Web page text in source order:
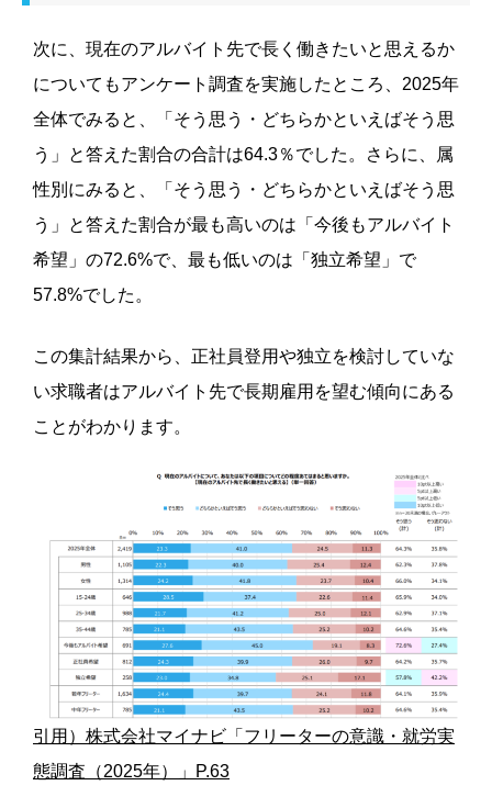
次に、現在のアルバイト先で長く働きたいと思えるか
についてもアンケート調査を実施したところ、2025年
全体でみると、「そう思う・どちらかといえばそう思
う」と答えた割合の合計は64.3％でした。さらに、属
性別にみると、「そう思う・どちらかといえばそう思
う」と答えた割合が最も高いのは「今後もアルバイト
希望」の72.6%で、最も低いのは「独立希望」で
57.8%でした。
この集計結果から、正社員登用や独立を検討していな
い求職者はアルバイト先で長期雇用を望む傾向にある
ことがわかります。
引用）株式会社マイナビ「フリーターの意識・就労実
態調査（2025年）」P.63